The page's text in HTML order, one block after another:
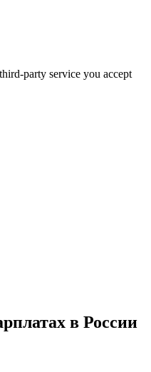
party service you accept
в России